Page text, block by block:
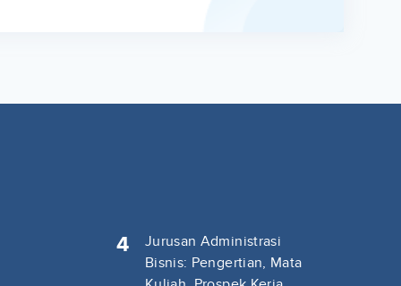
4
Jurusan Administrasi
Bisnis: Pengertian, Mata